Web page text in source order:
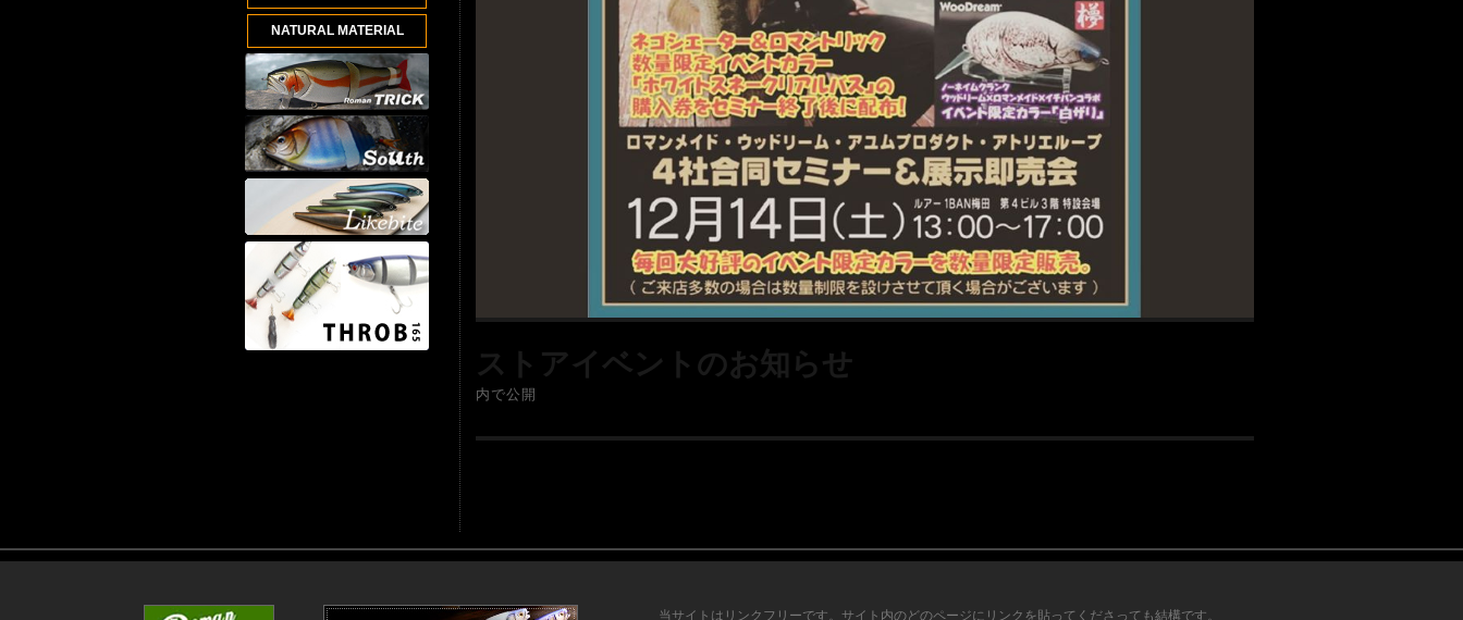
ストアイベントのお知らせ
内で公開
NATURAL MATERIAL
当サイトはリンクフリーです。サイト内のどのページにリンクを貼ってくださっても結構です。